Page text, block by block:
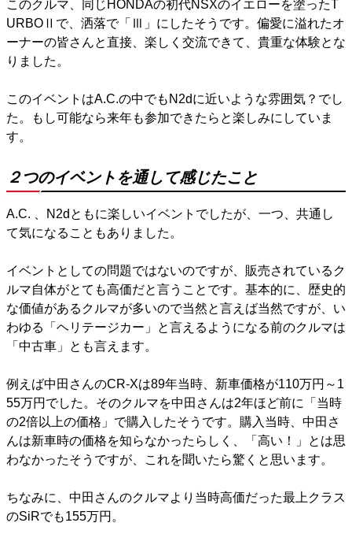
このクルマ、同じHONDAの初代NSXのイエローを塗ったT
URBOⅡで、洒落で「Ⅲ」にしたそうです。偏愛に溢れたオ
ーナーの皆さんと直接、楽しく交流できて、貴重な体験とな
りました。
このイベントはA.C.の中でもN2dに近いような雰囲気？でし
た。もし可能なら来年も参加できたらと楽しみにしていま
す。
２つのイベントを通して感じたこと
A.C. 、N2dともに楽しいイベントでしたが、一つ、共通し
て気になることもありました。
イベントとしての問題ではないのですが、販売されているク
ルマ自体がとても高価だと言うことです。基本的に、歴史的
な価値があるクルマが多いので当然と言えば当然ですが、い
わゆる「ヘリテージカー」と言えるようになる前のクルマは
「中古車」とも言えます。
例えば中田さんのCR-Xは89年当時、新車価格が110万円～1
55万円でした。そのクルマを中田さんは2年ほど前に「当時
の2倍以上の価格」で購入したそうです。購入当時、中田さ
んは新車時の価格を知らなかったらしく、「高い！」とは思
わなかったそうですが、これを聞いたら驚くと思います。
ちなみに、中田さんのクルマより当時高価だった最上クラス
のSiRでも155万円。